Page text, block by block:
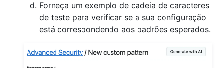
Forneça um exemplo de cadeia de caracteres
de teste para verificar se a sua configuração
está correspondendo aos padrões esperados.